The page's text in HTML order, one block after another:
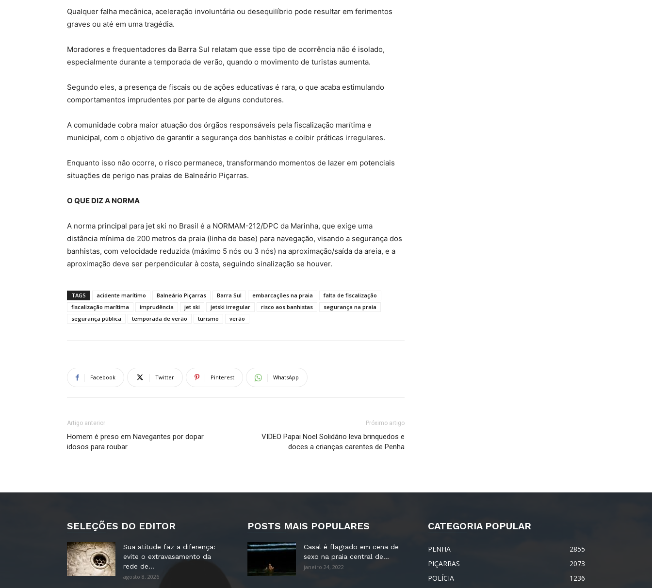
Qualquer falha mecânica, aceleração involuntária ou desequilíbrio pode resultar em ferimentos
graves ou até em uma tragédia.
Moradores e frequentadores da Barra Sul relatam que esse tipo de ocorrência não é isolado,
especialmente durante a temporada de verão, quando o movimento de turistas aumenta.
Segundo eles, a presença de fiscais ou de ações educativas é rara, o que acaba estimulando
comportamentos imprudentes por parte de alguns condutores.
A comunidade cobra maior atuação dos órgãos responsáveis pela fiscalização marítima e
municipal, com o objetivo de garantir a segurança dos banhistas e coibir práticas irregulares.
Enquanto isso não ocorre, o risco permanece, transformando momentos de lazer em potenciais
situações de perigo nas praias de Balneário Piçarras.
O QUE DIZ A NORMA
A norma principal para jet ski no Brasil é a NORMAM-212/DPC da Marinha, que exige uma
distância mínima de 200 metros da praia (linha de base) para navegação, visando a segurança dos
banhistas, com velocidade reduzida (máximo 5 nós ou 3 nós) na aproximação/saída da areia, e a
aproximação deve ser perpendicular à costa, seguindo sinalização se houver.
TAGS acidente marítimo Balneário Piçarras Barra Sul embarcações na praia
falta de fiscalização
fiscalização marítima
imprudência jet ski jetski irregular risco aos banhistas
segurança na praia
segurança pública
temporada de verão turismo verão
Facebook Twitter Pinterest WhatsApp
Artigo anterior
Homem é preso em Navegantes por dopar
idosos para roubar
Próximo artigo
VIDEO Papai Noel Solidário leva brinquedos e
doces a crianças carentes de Penha
SELEÇÕES DO EDITOR
Sua atitude faz a diferença:
evite o extravasamento da
rede de...
agosto 8, 2026
POSTS MAIS POPULARES
Casal é flagrado em cena de
sexo na praia central de...
janeiro 24, 2022
CATEGORIA POPULAR
PENHA
2855
PIÇARRAS
2073
POLÍCIA
1236